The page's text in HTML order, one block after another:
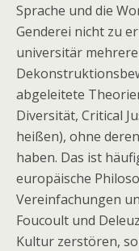
Sprache und die
Genderei nicht zu
universitär
abgeleitete
Diversität, Critical
heißen), ohne
haben. Das ist
europäische
Vereinfachungen
Foucoult und
Kultur zerstören,